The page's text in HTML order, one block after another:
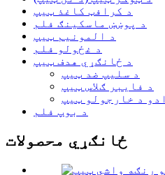
د کرافټ کاغذ ټیپ
د پوښښ ماسکینګ فلم
د المونیم ټیپ
د غځولو فلم
د ځانګړي هدف ټیپ
د سلیپ ضد ټیپ
د فایبر ګلاس ټیپ
د خارجولو ټیپ
د بوپ فلم
ځانګړي محصولات